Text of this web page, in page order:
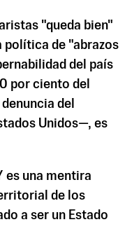
"queda bien"
política de "abrazos
del país
por ciento del
del
Unidos—, es
es una mentira
de los
a ser un Estado